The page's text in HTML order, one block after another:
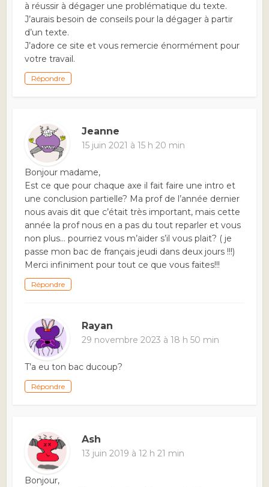
à réussir à dégager une problématique du texte.
J’aurais besoin de conseils pour la dégager à partir
d’un texte.
J’adore ce site et vous remercie énormément pour
votre travail.
Répondre
Jeanne
15 juin 2021 à 15 h 20 min
Bonjour madame,
Est ce que pour chaque axe il fait faire une intro et
une conclusion partielle? Ma prof de l’année dernier
nous avais dit que c’était très important, mais cette
année la prof nous en a pas du tout reparler et vous
non plus… pourriez vous m’aider s’il vous plait? ( je
passe mon bac de français jeudi dans deux jours !!!)
Merci infiniment pour tout ce que vous faites!!!
Répondre
Rayan
29 novembre 2023 à 18 h 50 min
T’a eu ton bac ducoup?
Répondre
Ash
13 juin 2019 à 12 h 21 min
Bonjour,